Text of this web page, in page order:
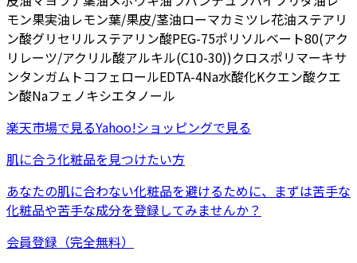
モン果実油レモン葉/果皮/茎油ローマカミツレ花油ステアリ
ン酸グリセリルステアリン酸PEG-75ポリソルベート80(アク
リレーツ/アクリル酸アルキル(C10-30))クロスポリマーキサ
ンタンガム トコフェロールEDTA-4Na水酸化Kクエン酸クエ
ン酸Naフェノキシエタノール
楽天市場で見るYahoo!ショッピングで見る
肌に合う化粧品を見つけたい方
あなたの肌に合わない化粧品を避けるために、まずは苦手な
化粧品や苦手な成分を登録してみませんか？
会員登録（完全無料）